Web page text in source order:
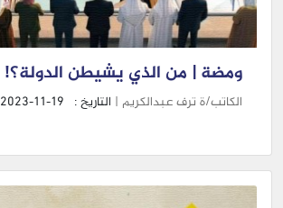
ومضة | من الذي يشيطن الدولة؟!
الكاتب/ة ترف عبدالكريم | التاريخ : 2023-11-19